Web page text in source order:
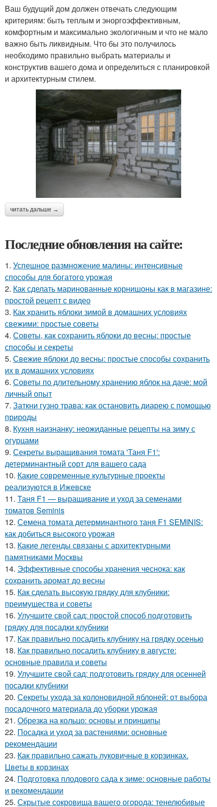
Ваш будущий дом должен отвечать следующим
критериям: быть теплым и эноргоэффективным,
комфортным и максимально экологичным и что не мало
важно быть ликвидным. Что бы это получилось
необходимо правильно выбрать материалы и
конструктив вашего дома и определиться с планировкой
и архитектурным стилем.
читать дальше →
Последние обновления на сайте:
1. Успешное размножение малины: интенсивные
способы для богатого урожая
2. Как сделать маринованные корнишоны как в магазине:
простой рецепт с видео
3. Как хранить яблоки зимой в домашних условиях
свежими: простые советы
4. Советы, как сохранить яблоки до весны: простые
способы и секреты
5. Свежие яблоки до весны: простые способы сохранить
их в домашних условиях
6. Советы по длительному хранению яблок на даче: мой
личный опыт
7. Заткни гузно трава: как остановить диарею с помощью
природы
8. Кухня наизнанку: неожиданные рецепты на зиму с
огурцами
9. Секреты выращивания томата 'Таня F1':
детерминантный сорт для вашего сада
10. Какие современные культурные проекты
реализуются в Ижевске
11. Таня F1 — выращивание и уход за семенами
томатов Seminis
12. Семена томата детерминантного таня F1 SEMINIS:
как добиться высокого урожая
13. Какие легенды связаны с архитектурными
памятниками Москвы
14. Эффективные способы хранения чеснока: как
сохранить аромат до весны
15. Как сделать высокую грядку для клубники:
преимущества и советы
16. Улучшите свой сад: простой способ подготовить
грядку для посадки клубники
17. Как правильно посадить клубнику на грядку осенью
18. Как правильно посадить клубнику в августе:
основные правила и советы
19. Улучшите свой сад: подготовить грядку для осенней
посадки клубники
20. Секреты ухода за колоновидной яблоней: от выбора
посадочного материала до уборки урожая
21. Обрезка на кольцо: основы и принципы
22. Посадка и уход за растениями: основные
рекомендации
23. Как правильно сажать луковичные в корзинках.
Цветы в корзинах
24. Подготовка плодового сада к зиме: основные работы
и рекомендации
25. Скрытые сокровища вашего огорода: тенелюбивые